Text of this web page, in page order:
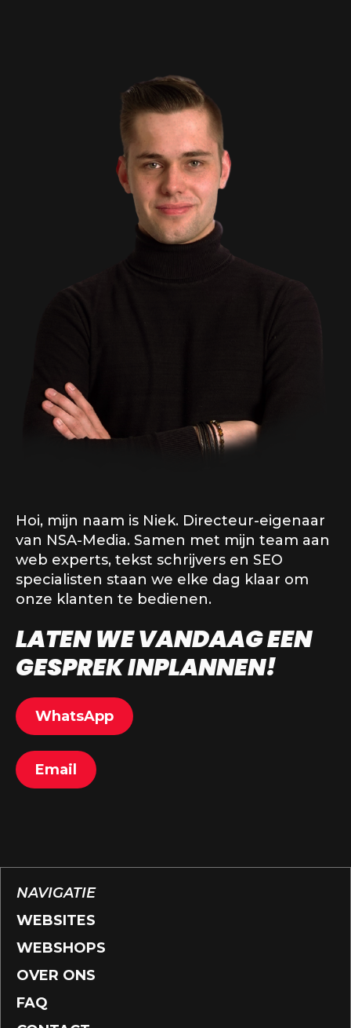
Hoi, mijn naam is Niek. Directeur-eigenaar
van NSA-Media. Samen met mijn team aan
web experts, tekst schrijvers en SEO
specialisten staan we elke dag klaar om
onze klanten te bedienen.
LATEN WE VANDAAG EEN
GESPREK INPLANNEN!
WhatsApp
Email
NAVIGATIE
WEBSITES
WEBSHOPS
OVER ONS
FAQ